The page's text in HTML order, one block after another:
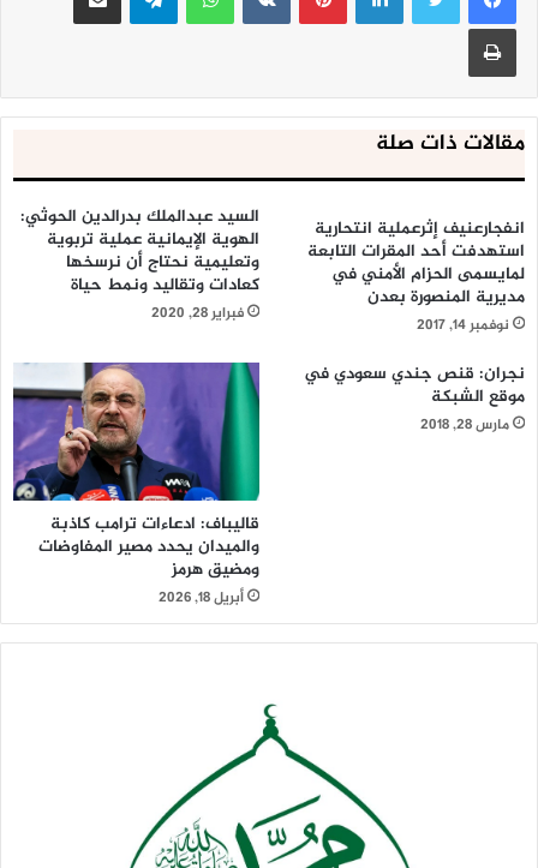
طباعة
مقالات ذات صلة
انفجارعنيف إثرعملية انتحارية
استهدفت أحد المقرات التابعة
لمايسمى الحزام الأمني في
مديرية المنصورة بعدن
نوفمبر 14, 2017
السيد عبدالملك بدرالدين الحوثي:
الهوية الإيمانية عملية تربوية
وتعليمية نحتاج أن نرسخها
كعادات وتقاليد ونمط حياة
فبراير 28, 2020
نجران: قنص جندي سعودي في
موقع الشبكة
مارس 28, 2018
قاليباف: ادعاءات ترامب كاذبة
والميدان يحدد مصير المفاوضات
ومضيق هرمز
أبريل 18, 2026